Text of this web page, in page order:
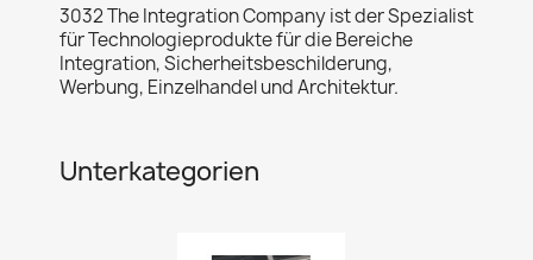
3032 The Integration Company ist der Spezialist
für Technologieprodukte für die Bereiche
Integration, Sicherheitsbeschilderung,
Werbung, Einzelhandel und Architektur.
Unterkategorien